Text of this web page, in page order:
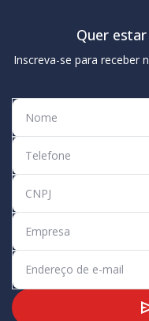
Quer
Inscreva-se para receber